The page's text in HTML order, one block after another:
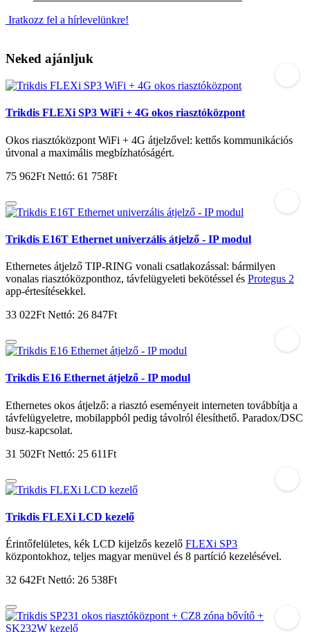
Iratkozz fel a hírlevelünkre!
Neked ajánljuk
Trikdis FLEXi SP3 WiFi + 4G okos riasztóközpont
Okos riasztóközpont WiFi + 4G átjelzővel: kettős kommunikációs
útvonal a maximális megbízhatóságért.
75 962Ft Nettó: 61 758Ft
Trikdis E16T Ethernet univerzális átjelző - IP modul
Ethernetes átjelző TIP-RING vonali csatlakozással: bármilyen
vonalas riasztóközponthoz, távfelügyeleti bekötéssel és Protegus 2
app-értesítésekkel.
33 022Ft Nettó: 26 847Ft
Trikdis E16 Ethernet átjelző - IP modul
Ethernetes okos átjelző: a riasztó eseményeit interneten továbbítja a
távfelügyeletre, mobilappból pedig távolról élesíthető. Paradox/DSC
busz-kapcsolat.
31 502Ft Nettó: 25 611Ft
Trikdis FLEXi LCD kezelő
Érintőfelületes, kék LCD kijelzős kezelő FLEXi SP3
központokhoz, teljes magyar menüvel és 8 partíció kezelésével.
32 642Ft Nettó: 26 538Ft